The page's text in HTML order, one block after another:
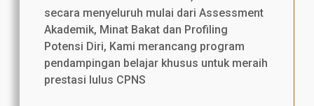
secara menyeluruh mulai dari Assessment
Akademik, Minat Bakat dan Profiling
Potensi Diri, Kami merancang program
pendampingan belajar khusus untuk meraih
prestasi lulus CPNS